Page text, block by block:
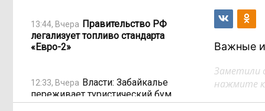
13:44, Вчера Правительство РФ
легализует топливо стандарта
«Евро-2»
12:33, Вчера Власти: Забайкалье
переживает туристический бум
Важные
Заметили
нажмите